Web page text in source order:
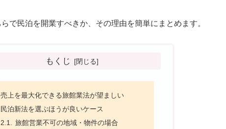
で民泊を開業すべきか、その理由を簡単にまとめます。
もくじ
売上を最大化できる旅館業法が望ましい
民泊新法を選ぶほうが良いケース
旅館営業不可の地域・物件の場合